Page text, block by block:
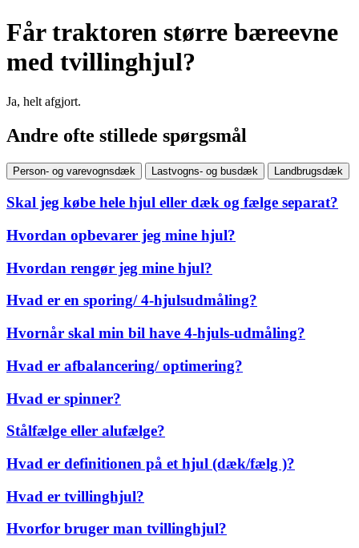
Får traktoren større bæreevne
med tvillinghjul?
Ja, helt afgjort.
Andre ofte stillede spørgsmål
Person- og varevognsdæk Lastvogns- og busdæk Landbrugsdæk
Skal jeg købe hele hjul eller dæk og fælge separat?
Hvordan opbevarer jeg mine hjul?
Hvordan rengør jeg mine hjul?
Hvad er en sporing/ 4-hjulsudmåling?
Hvornår skal min bil have 4-hjuls-udmåling?
Hvad er afbalancering/ optimering?
Hvad er spinner?
Stålfælge eller alufælge?
Hvad er definitionen på et hjul (dæk/fælg )?
Hvad er tvillinghjul?
Hvorfor bruger man tvillinghjul?